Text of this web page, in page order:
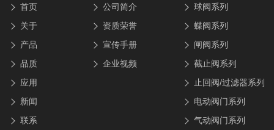
首页
关于
产品
品质
应用
新闻
联系
公司简介
资质荣誉
宣传手册
企业视频
球阀系列
蝶阀系列
闸阀系列
截止阀系列
止回阀/过滤器系列
电动阀门系列
气动阀门系列